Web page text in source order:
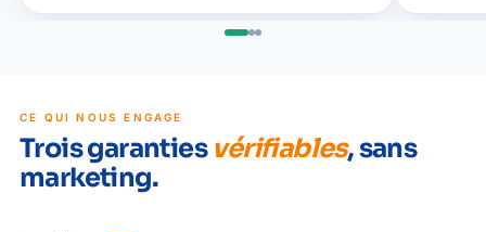
CE QUI NOUS ENGAGE
Trois garanties vérifiables, sans
marketing.